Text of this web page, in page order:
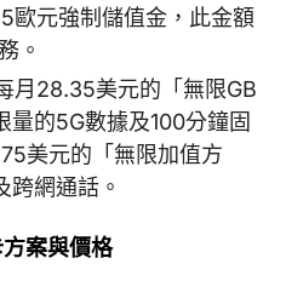
歐元強制儲值金，此金額
。
月28.35美元的「無限GB
量的5G數據及100分鐘固
美元的「無限加值方
跨網通話。
案與價格